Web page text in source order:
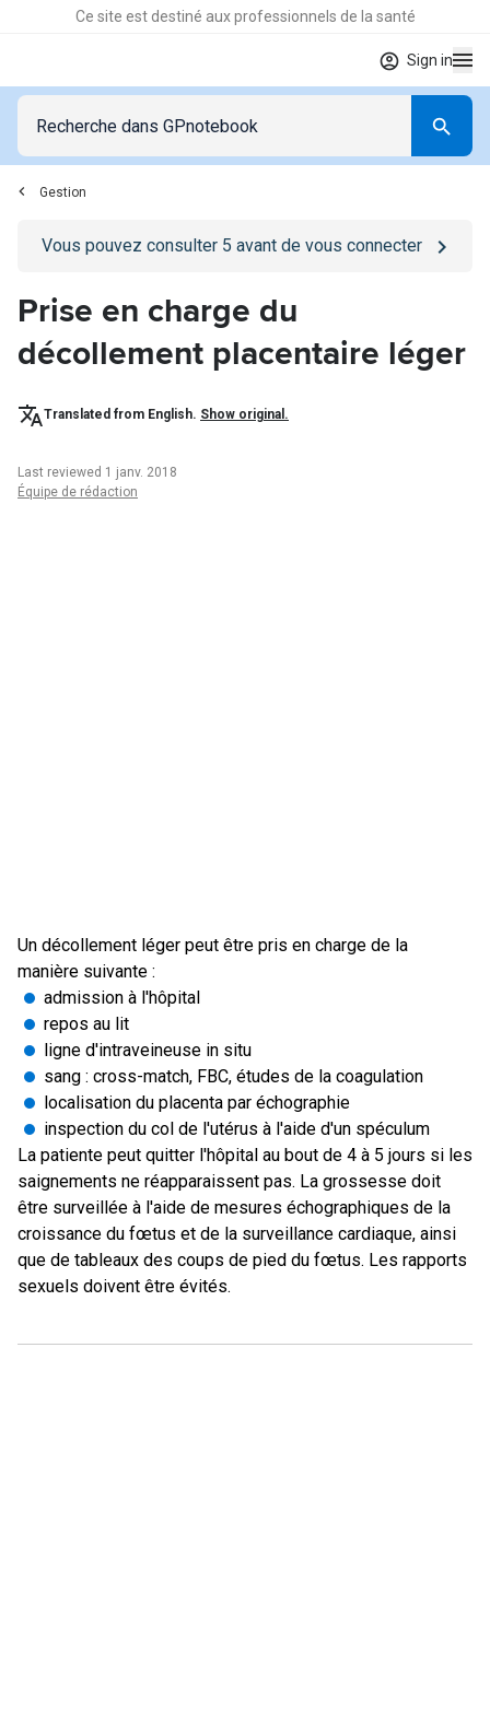
Ce site est destiné aux professionnels de la santé
Sign in
Gestion
Go to/se-connecterpage
Vous pouvez consulter 5 avant de vous connecter
Prise en charge du
décollement placentaire léger
Translated from English. Show original.
Last reviewed 1 janv. 2018
Équipe de rédaction
Un décollement léger peut être pris en charge de la
manière suivante :
admission à l'hôpital
repos au lit
ligne d'intraveineuse in situ
sang : cross-match, FBC, études de la coagulation
localisation du placenta par échographie
inspection du col de l'utérus à l'aide d'un spéculum
La patiente peut quitter l'hôpital au bout de 4 à 5 jours si les
saignements ne réapparaissent pas. La grossesse doit
être surveillée à l'aide de mesures échographiques de la
croissance du fœtus et de la surveillance cardiaque, ainsi
que de tableaux des coups de pied du fœtus. Les rapports
sexuels doivent être évités.